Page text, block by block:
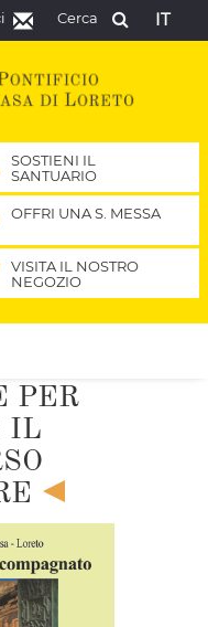
IT
Cerca
SOSTIENI IL
SANTUARIO
OFFRI UNA S. MESSA
VISITA IL NOSTRO
NEGOZIO
PER
IL